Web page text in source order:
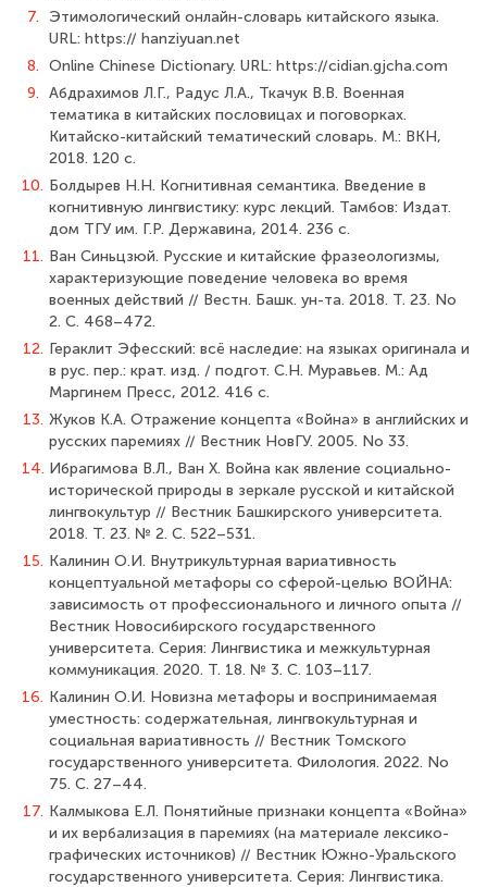
7.
Этимологический онлайн-словарь китайского языка.
URL: https:// hanziyuan.net
8. Online Chinese Dictionary. URL: https://cidian.gjcha.com
9. Абдрахимов Л.Г., Радус Л.А., Ткачук В.В. Военная
тематика в китайских пословицах и поговорках.
Китайско-китайский тематический словарь. М.: ВКН,
2018. 120 с.
10. Болдырев Н.Н. Когнитивная семантика. Введение в
когнитивную лингвистику: курс лекций. Тамбов: Издат.
дом ТГУ им. Г.Р. Державина, 2014. 236 с.
11. Ван Синьцзюй. Русские и китайские фразеологизмы,
характеризующие поведение человека во время
военных действий // Вестн. Башк. ун-та. 2018. Т. 23. No
2. С. 468–472.
12. Гераклит Эфесский: всё наследие: на языках оригинала и
в рус. пер.: крат. изд. / подгот. С.Н. Муравьев. М.: Ад
Маргинем Пресс, 2012. 416 с.
13. Жуков К.А. Отражение концепта «Война» в английских и
русских паремиях // Вестник НовГУ. 2005. No 33.
14. Ибрагимова В.Л., Ван Х. Война как явление социально-
исторической природы в зеркале русской и китайской
лингвокультур // Вестник Башкирского университета.
2018. Т. 23. № 2. С. 522–531.
15. Калинин О.И. Внутрикультурная вариативность
концептуальной метафоры со сферой-целью ВОЙНА:
зависимость от профессионального и личного опыта //
Вестник Новосибирского государственного
университета. Серия: Лингвистика и межкультурная
коммуникация. 2020. Т. 18. № 3. С. 103–117.
16. Калинин О.И. Новизна метафоры и воспринимаемая
уместность: содержательная, лингвокультурная и
социальная вариативность // Вестник Томского
государственного университета. Филология. 2022. No
75. С. 27–44.
17. Калмыкова Е.Л. Понятийные признаки концепта «Война»
и их вербализация в паремиях (на материале лексико-
графических источников) // Вестник Южно-Уральского
государственного университета. Серия: Лингвистика.